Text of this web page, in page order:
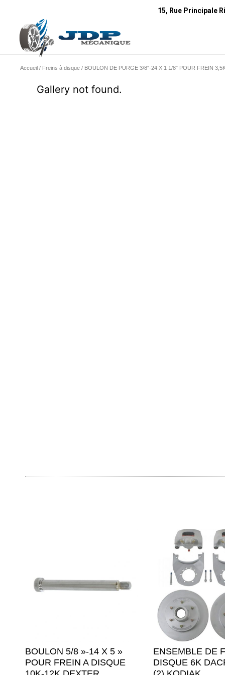
15, Rue Principale
Accueil / Freins à disque / BOULON DE PURGE 3/8″-24 X 1 1/8″ POUR FREIN
Gallery not found.
BOULON 5/8 »-14 X 5 »
POUR FREIN A DISQUE
ENSEMBLE DE
DISQUE 6K